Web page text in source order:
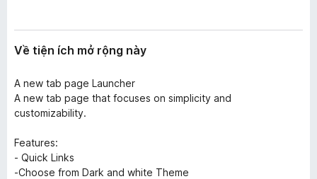
i
o
Về tiện ích mở rộng này
A new tab page Launcher
A new tab page that focuses on simplicity and
customizability.
Features:
- Quick Links
-Choose from Dark and white Theme